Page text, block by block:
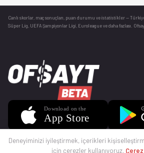
Canlı skorlar , maç sonuçları, puan durumu ve istatistikler —
Süper Lig, UEFA Şampiyonlar Ligi, Euroleague ve daha fazlası.
Deneyiminizi iyileştirmek, içerikleri
için çerezler kullanıyoruz.